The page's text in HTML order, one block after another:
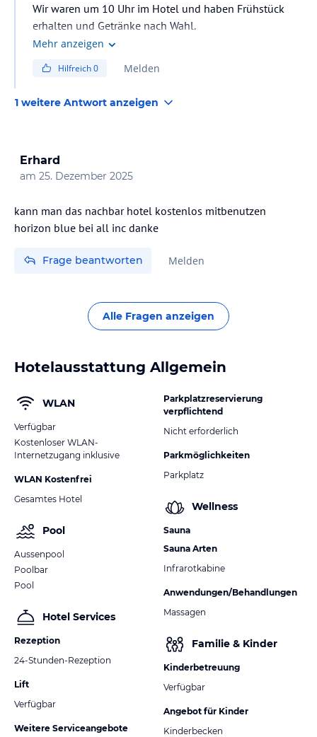
Wir waren um 10 Uhr im Hotel und haben Frühstück
erhalten und Getränke nach Wahl.
Bei unser Abreise (Bus um 6.20 Uhr) konnten wir in der
bekommen.
Mehr anzeigen
Hilfreich0 Melden
1 weitere Antwort anzeigen
Erhard
am 25. Dezember 2025
kann man das nachbar hotel kostenlos mitbenutzen
horizon blue bei all inc danke
Frage beantworten Melden
Alle Fragen anzeigen
Hotelausstattung Allgemein
WLAN
Verfügbar
Kostenloser WLAN-
Internetzugang inklusive
WLAN Kostenfrei
Gesamtes Hotel
Pool
Aussenpool
Poolbar
Pool
Hotel Services
Rezeption
24-Stunden-Rezeption
Lift
Verfügbar
Weitere Serviceangebote
Parkplatzreservierung
verpflichtend
Nicht erforderlich
Parkmöglichkeiten
Parkplatz
Wellness
Sauna
Sauna Arten
Infrarotkabine
Anwendungen/Behandlungen
Massagen
Familie & Kinder
Kinderbetreuung
Verfügbar
Angebot für Kinder
Kinderbecken